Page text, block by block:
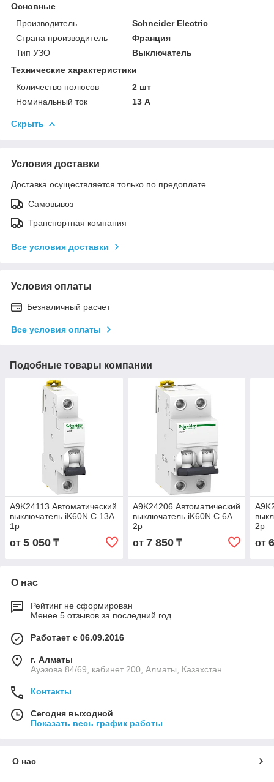
Основные
Производитель
Schneider Electric
Страна производитель
Франция
Тип УЗО
Выключатель
Технические характеристики
Количество полюсов
2 шт
Номинальный ток
13 А
Скрыть
Условия доставки
Доставка осуществляется только по предоплате.
Самовывоз
Транспортная компания
Все условия доставки
Условия оплаты
Безналичный расчет
Все условия оплаты
Подобные товары компании
A9K24113 Автоматический
выключатель iK60N С 13A
1p
от 5 050 ₸
A9K24206 Автоматический
выключатель iK60N C 6A
2p
от 7 850₸
2p
от
О нас
Рейтинг не сформирован
Менее 5 отзывов за последний год
Работает с 06.09.2016
г. Алматы
Ауэзова 84/69, кабинет 200, Алматы, Казахстан
Контакты
Сегодня выходной
Показать весь график работы
О нас